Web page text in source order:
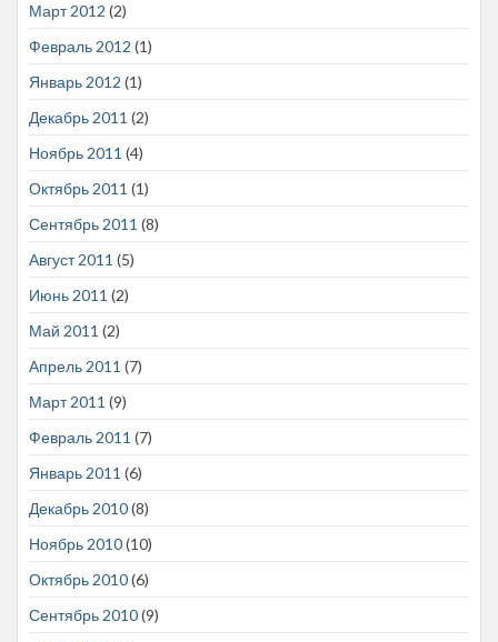
Март 2012 (2)
Февраль 2012 (1)
Январь 2012 (1)
Декабрь 2011 (2)
Ноябрь 2011 (4)
Октябрь 2011 (1)
Сентябрь 2011 (8)
Август 2011 (5)
Июнь 2011 (2)
Май 2011 (2)
Апрель 2011 (7)
Март 2011 (9)
Февраль 2011 (7)
Январь 2011 (6)
Декабрь 2010(8)
Ноябрь 2010(10)
Октябрь 2010(6)
Сентябрь 2010(9)